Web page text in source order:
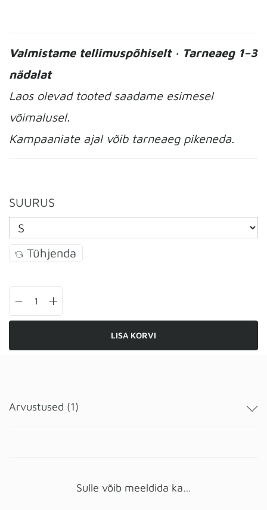
Valmistame tellimuspõhiselt · Tarneaeg 1–3
nädalat
Laos olevad tooted saadame esimesel
võimalusel.
Kampaaniate ajal võib tarneaeg pikeneda.
SUURUS
Tühjenda
LISA KORVI
Arvustused (1)
Sulle võib meeldida ka…